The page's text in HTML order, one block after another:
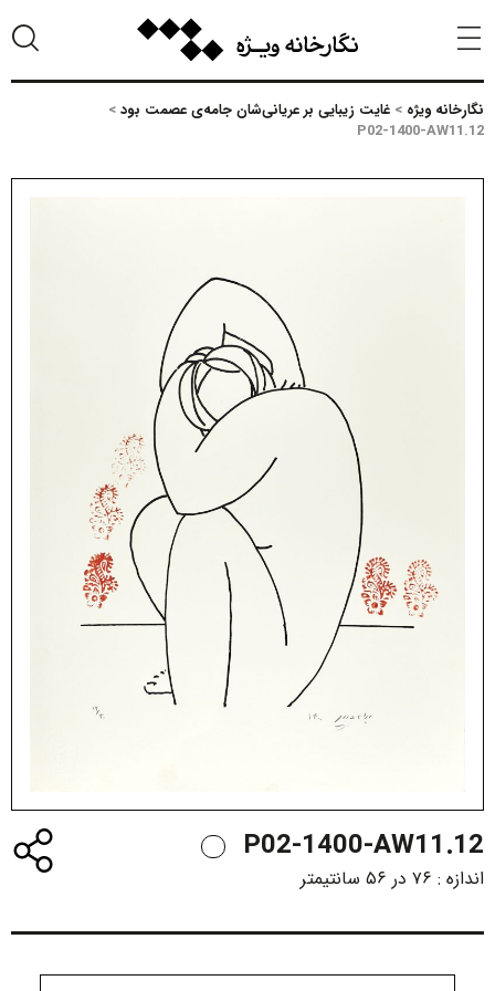
نگارخانه ویژه > غایت زیبایی بر عریانی‌شان جامه‌ی عصمت بود >
P02-1400-AW11.12
P02-1400-AW11.12
اندازه : ۷۶ در ۵۶ سانتیمتر